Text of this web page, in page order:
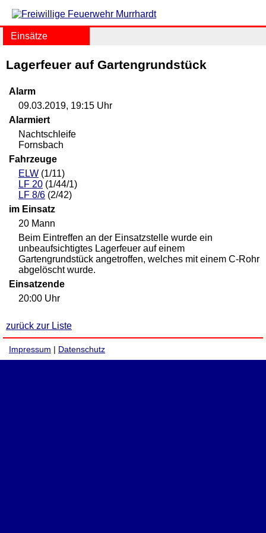
Einsätze
Lagerfeuer auf Gartengrundstück
Alarm
09.03.2019, 19:15 Uhr
Alarmiert
Nachtschleife
Fornsbach
Fahrzeuge
ELW (1/11)
LF 20 (1/44/1)
LF 8/6 (2/42)
im Einsatz
20 Mann
Beim Eintreffen an der Einsatzstelle wurde ein
unbeaufsichtigtes Lagerfeuer auf einem
Gartengrundstück angetroffen, welches mit einem C-Rohr
abgelöscht wurde.
Einsatzende
20:00 Uhr
zurück zur Liste
Impressum | Datenschutz